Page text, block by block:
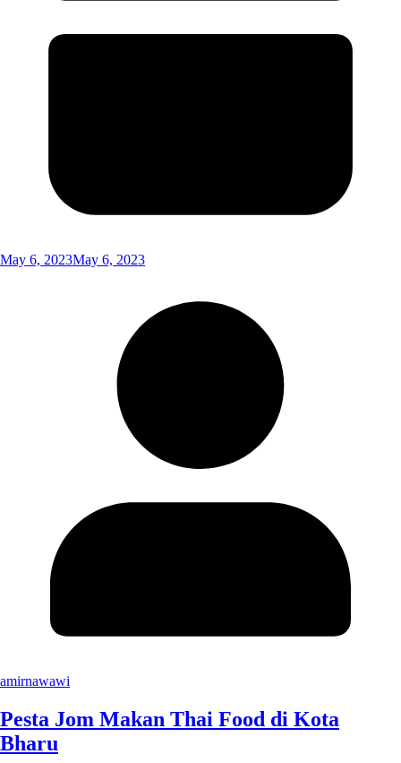
May 6, 2023May 6, 2023
amirnawawi
Pesta Jom Makan Thai Food di Kota
Bharu